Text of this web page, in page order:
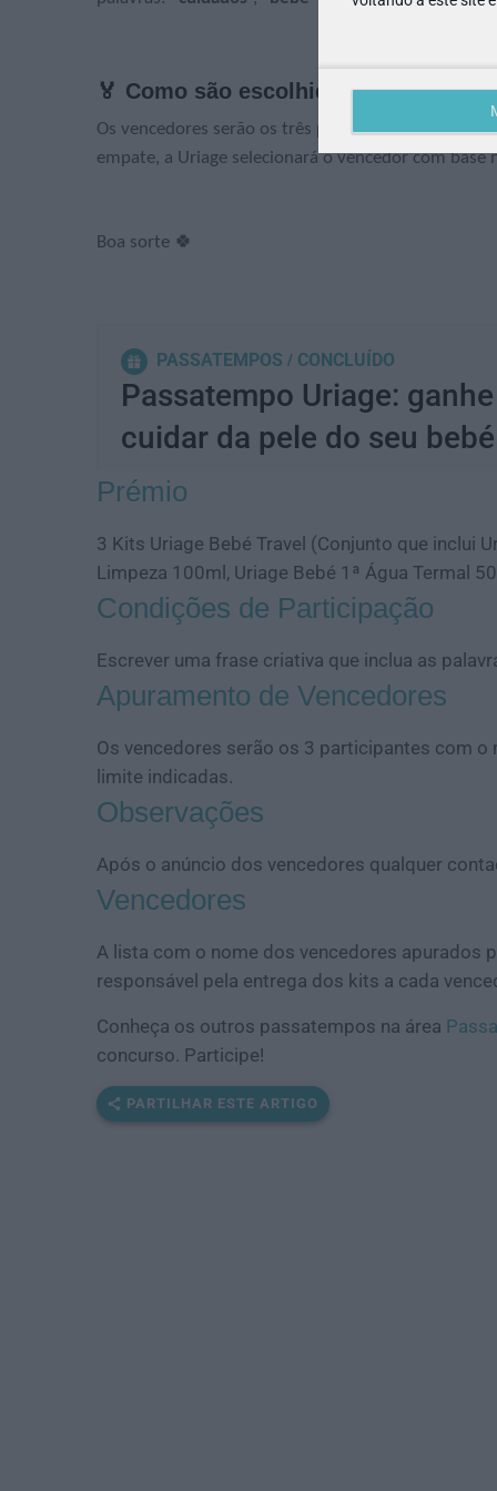
🏅 Como são escolhidos os
Os vencedores serão os três participantes com
empate, a Uriage selecionará o vencedor com base
Boa sorte 🍀
PASSATEMPOS CONCLUÍDO
Passatempo Uriage:
cuidar da pele do seu
Prémio
3 Kits Uriage Bebé Travel (Conjunto que inclui
Limpeza 100ml, Uriage Bebé 1ª Água Termal
Condições de Participação
Escrever uma frase criativa que inclua as
Apuramento de Vencedores
Os vencedores serão os 3 participantes com o
limite indicadas.
Observações
Após o anúncio dos vencedores qualquer
Vencedores
A lista com o nome dos vencedores apurados
responsável pela entrega dos kits a cada
Conheça os outros passatempos na área
concurso. Participe!
PARTILHAR ESTE ARTIGO